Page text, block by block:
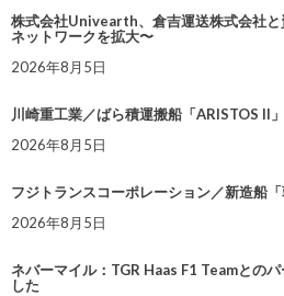
株式会社Univearth、倉吉運送株式会社
ネットワークを拡大〜
2026年8月5日
川崎重工業／ばら積運搬船「ARISTOS II
2026年8月5日
フジトランスコーポレーション／新造船
2026年8月5日
ネバーマイル：TGR Haas F1 Teamとの
した